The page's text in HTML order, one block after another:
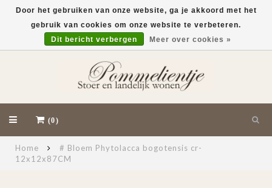
(0)
Home
# Bloem Phytolacca bogotensis cr-
12x12x87CM
Door het gebruiken van onze website, ga je akkoord met het
gebruik van cookies om onze website te verbeteren.
Dit bericht verbergen
Meer over cookies »